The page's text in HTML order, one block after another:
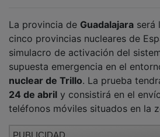
cinco provincias nucleares de
simulacro de activación del
supuesta emergencia en el
nuclear de Trillo. La prueba
24 de abril y consistirá en el
teléfonos móviles situados en la